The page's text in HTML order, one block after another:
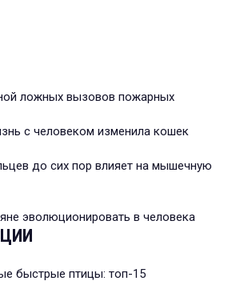
ложных вызовов пожарных
с человеком изменила кошек
до сих пор влияет на мышечную
эволюционировать в человека
быстрые птицы: топ-15